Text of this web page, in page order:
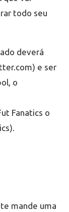
todo seu
deverá
e ser
o
Fanatics o
mande uma